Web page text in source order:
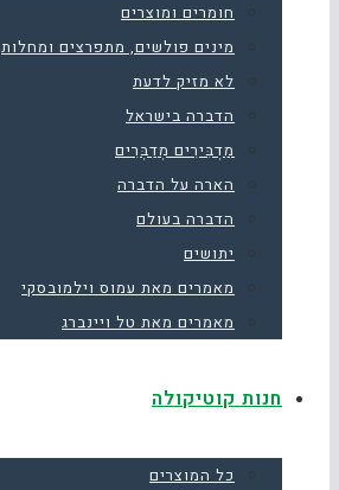
חומרים ומוצרים
מינים פולשים, מתפרצים ומחלות
לא מזיק לדעת
הדברה בישראל
מַדְבִּירִים מְדַבְּרִים
הארה על הדברה
הדברה בעולם
יתושים
מאמרים מאת עמוס וילמובסקי
מאמרים מאת טל ויינברג
חנות קוטיקולה
כל המוצרים